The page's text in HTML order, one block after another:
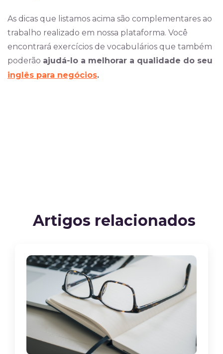
As dicas que listamos acima são complementares ao
trabalho realizado em nossa plataforma. Você
encontrará exercícios de vocabulários que também
poderão ajudá-lo a melhorar a qualidade do seu
inglês para negócios.
Artigos relacionados